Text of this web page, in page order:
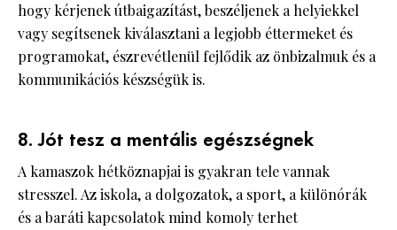
hogy kérjenek útbaigazítást, beszéljenek a helyiekkel
vagy segítsenek kiválasztani a legjobb éttermeket és
programokat, észrevétlenül fejlődik az önbizalmuk és a
kommunikációs készségük is.
8. Jót tesz a mentális egészségnek
A kamaszok hétköznapjai is gyakran tele vannak
stresszel. Az iskola, a dolgozatok, a sport, a különórák
és a baráti kapcsolatok mind komoly terhet